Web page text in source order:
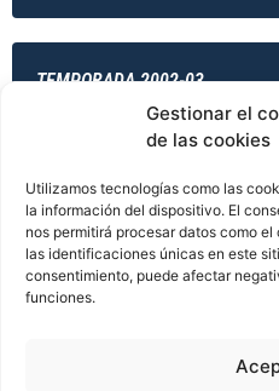
Gestionar el
de las cookies
Utilizamos tecnologías como las
la información del dispositivo. El
nos permitirá procesar datos como
las identificaciones únicas en este
consentimiento, puede afectar
funciones.
TEMPORADA 2002-03
TEMPORADA 2003-04
TEMPORADA 2003-04